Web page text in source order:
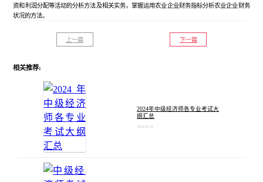
资和利润分配等活动的分析方法及相关实务，掌握运用农业企业财务指标分析农业企业财务
状况的方法。
上一篇 下一篇
相关推荐:
2024年中级经济师各专业考试大
纲汇总
2024-05-13